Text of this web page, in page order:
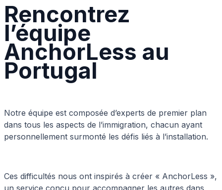
Rencontrez
l’équipe
AnchorLess au
Portugal
Notre équipe est composée d’experts de premier plan
dans tous les aspects de l’immigration, chacun ayant
personnellement surmonté les défis liés à l’installation.
Ces difficultés nous ont inspirés à créer « AnchorLess »,
un service conçu pour accompagner les autres dans